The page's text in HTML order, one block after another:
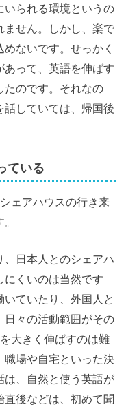
いられる環境というの
ません。しかし、楽で
ないです。せっかく
って、英語を伸ばす
たのです。それなの
話していては、帰国後
ている
ェアハウスの行き来
日本人とのシェアハ
にくいのは当然です
ていたり、外国人と
日々の活動範囲がその
大きく伸ばすのは難
職場や自宅といった決
は、自然と使う英語が
直後などは、初めて聞